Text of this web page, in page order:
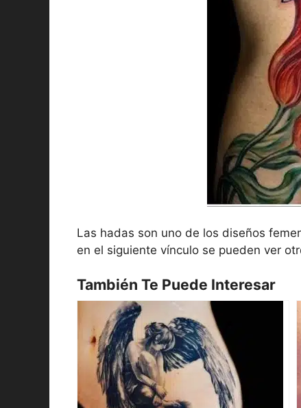
Las hadas son uno de los diseños
en el siguiente vínculo se pueden ver
También Te Puede Interesar